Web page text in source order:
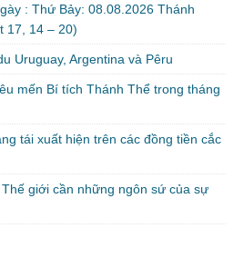
: Thứ Bảy: 08.08.2026 Thánh
17, 14 – 20)
Uruguay, Argentina và Pêru
mến Bí tích Thánh Thể trong tháng
tái xuất hiện trên các đồng tiền cắc
giới cần những ngôn sứ của sự